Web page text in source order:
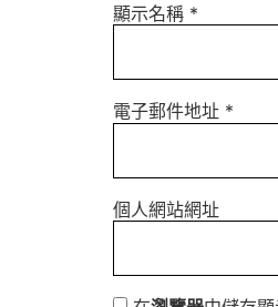
顯示名稱 *
電子郵件地址 *
個人網站網址